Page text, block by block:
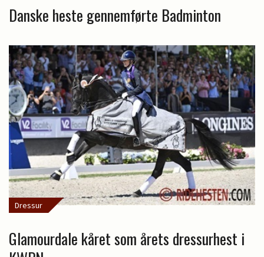
Danske heste gennemførte Badminton
Dressur
Glamourdale kåret som årets dressurhest i